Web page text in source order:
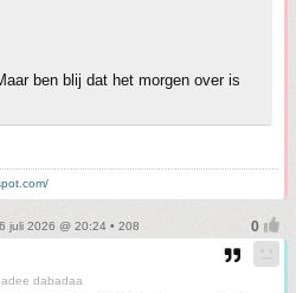
ben blij dat het morgen over is
juli 2026 @ 20:24 • 208
dabadaa